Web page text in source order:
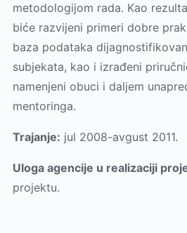
metodologijom rada. Kao
biće razvijeni primeri dobre
baza podataka
subjekata, kao i izrađeni
namenjeni obuci i daljem
mentoringa.
Trajanje: jul 2008-avgust 2011.
Uloga agencije u realizaciji
projektu.